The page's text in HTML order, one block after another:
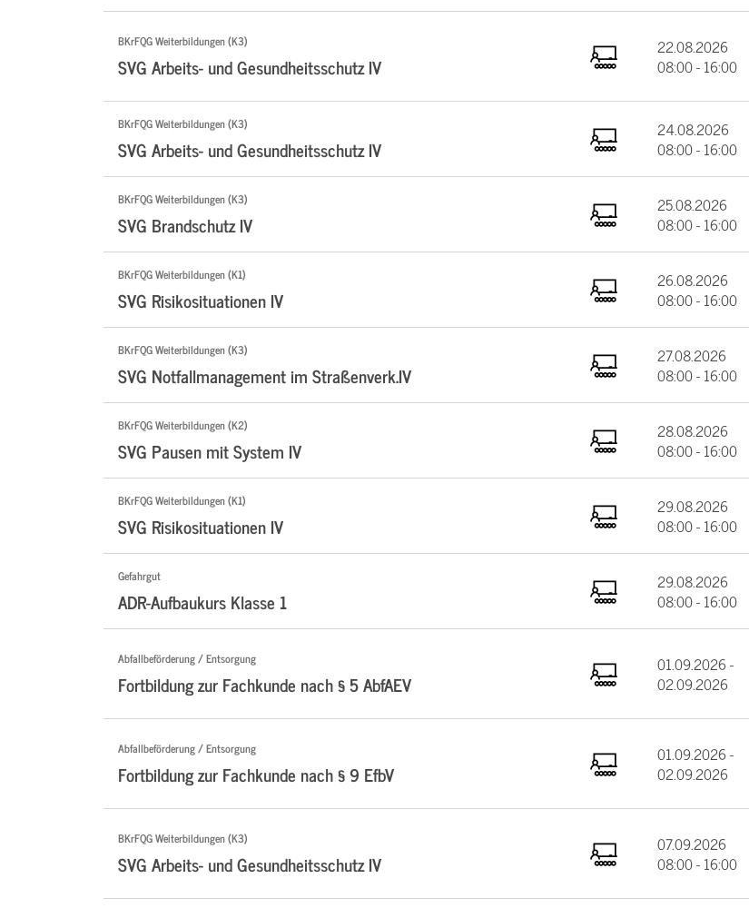
BKrFQG Weiterbildungen (K3)
SVG Arbeits- und Gesundheitsschutz IV
22.08.2026
08:00 - 16:00
BKrFQG Weiterbildungen (K3)
SVG Arbeits- und Gesundheitsschutz IV
24.08.2026
08:00 - 16:00
BKrFQG Weiterbildungen (K3)
SVG Brandschutz IV
25.08.2026
08:00 - 16:00
BKrFQG Weiterbildungen (K1)
SVG Risikosituationen IV
26.08.2026
08:00 - 16:00
BKrFQG Weiterbildungen (K3)
SVG Notfallmanagement im Straßenverk.IV
27.08.2026
08:00 - 16:00
BKrFQG Weiterbildungen (K2)
SVG Pausen mit System IV
28.08.2026
08:00 - 16:00
BKrFQG Weiterbildungen (K1)
SVG Risikosituationen IV
29.08.2026
08:00 - 16:00
Gefahrgut
ADR-Aufbaukurs Klasse 1
29.08.2026
08:00 - 16:00
Abfallbeförderung / Entsorgung
Fortbildung zur Fachkunde nach § 5 AbfAEV
01.09.2026 -
02.09.2026
Abfallbeförderung / Entsorgung
Fortbildung zur Fachkunde nach § 9 EfbV
01.09.2026 -
02.09.2026
BKrFQG Weiterbildungen (K3)
SVG Arbeits- und Gesundheitsschutz IV
07.09.2026
08:00 - 16:00